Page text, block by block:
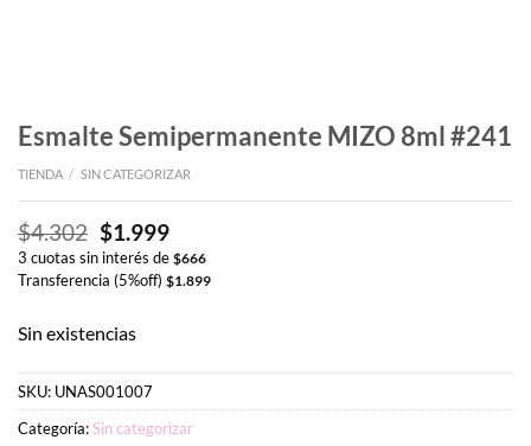
Esmalte Semipermanente MIZO 8ml #241
TIENDA / SIN CATEGORIZAR
$4.302 El
precio
original
$4.302.
$1.999El
precio
actual
3 cuotas sin interés de $666
Transferencia (5%off) $1.899
Sin existencias
SKU: UNAS001007
Categoría:Sin categorizar